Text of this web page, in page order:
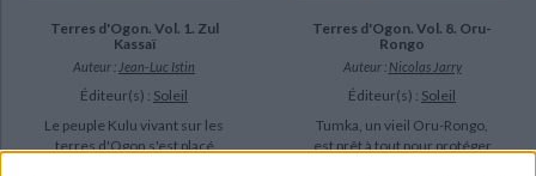
Terres d'Ogon. Vol. 1. Zul
Kassaï
Auteur : Jean-Luc Istin
Éditeur(s) : Soleil
Le peuple Kulu vivant sur les
terres d'Ogon s'est placé
Terres d'Ogon. Vol. 8. Oru-
Rongo
Auteur : Nicolas Jarry
Éditeur(s) : Soleil
Tumka, un vieil Oru-Rongo,
est prêt à tout pour protéger